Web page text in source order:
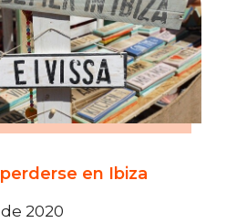
en Ibiza
2020